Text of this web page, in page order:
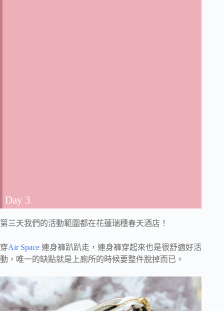
Day 3
第三天我們的活動範圍都在花蓮瑞穗春天酒店！
穿Air Space 連身褲趴趴走，連身褲穿起來也是很舒適好活
動，唯一的缺點就是上廁所的時候要整件脫掉而已。